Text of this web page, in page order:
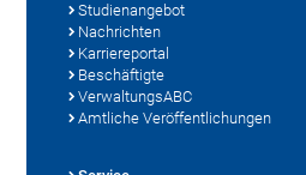
Studienangebot
Nachrichten
Karriereportal
Beschäftigte
VerwaltungsABC
Amtliche Veröffentlichungen